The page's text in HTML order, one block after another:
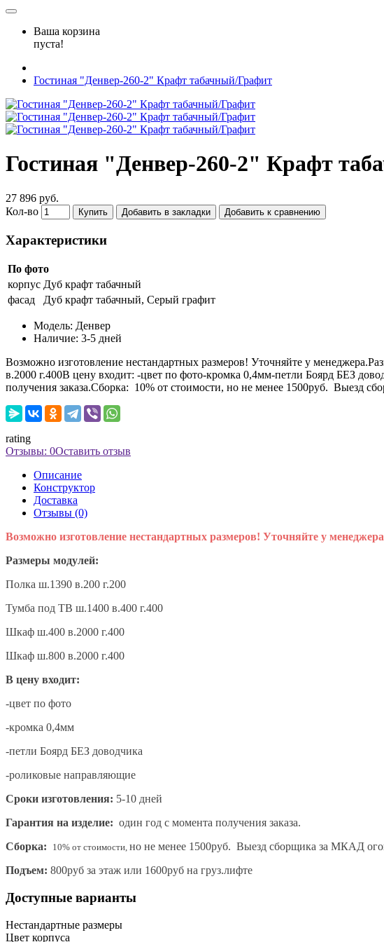
Ваша корзина
пуста!
Гостиная "Денвер-260-2" Крафт табачный/Графит
Гостиная "Денвер-260-2" Крафт
27 896 руб.
Кол-во
Купить Добавить в закладки Добавить к сравнению
Характеристики
По фото
корпус Дуб крафт табачный
фасад
Дуб крафт табачный, Серый графит
Модель: Денвер
Наличие: 3-5 дней
Возможно изготовление нестандартных размеров! Уточняйте у
в.2000 г.400В цену входит: -цвет по фото-кромка 0,4мм-петли Боярд БЕЗ
получения заказа.Сборка: 10% от стоимости, но не менее 1500руб. Выезд
rating
Отзывы: 0Оставить отзыв
Описание
Конструктор
Доставка
Отзывы (0)
Возможно изготовление нестандартных размеров! Уточняйте у
Размеры модулей:
Полка ш.1390 в.200 г.200
Тумба под ТВ ш.1400 в.400 г.400
Шкаф ш.400 в.2000 г.400
Шкаф ш.800 в.2000 г.400
В цену входит:
-цвет по фото
-кромка 0,4мм
-петли Боярд БЕЗ доводчика
-роликовые направляющие
Сроки изготовления: 5-10 дней
Гарантия на изделие: один год с момента получения заказа.
Сборка:
10% от стоимости, но не менее 1500руб. Выезд сборщика за МКАД
Подъем: 800руб за этаж или 1600руб на груз.лифте
Доступные варианты
Нестандартные размеры
Цвет корпуса